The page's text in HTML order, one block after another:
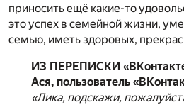
приносить ещё какие-то
это успех в семейной жизни,
семью, иметь здоровых,
ИЗ ПЕРЕПИСКИ
Ася, пользователь
«Лика, подскажи,